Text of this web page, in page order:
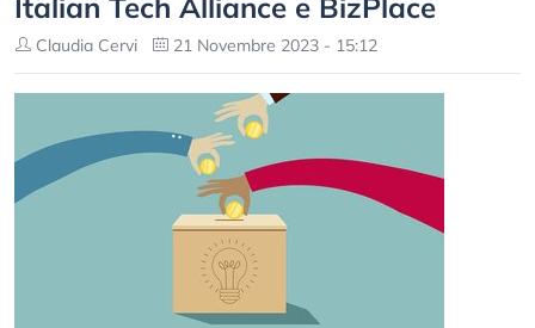
Italian Tech Alliance e BizPlace
Claudia Cervi 21 Novembre 2023 - 15:12